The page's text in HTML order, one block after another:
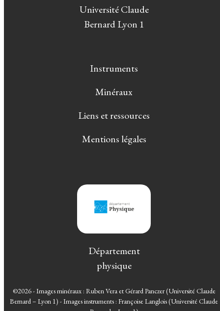
Université Claude
Bernard Lyon 1
Instruments
Minéraux
Liens et ressources
Mentions légales
Département
physique
©2026 - Images minéraux : Ruben Vera et Gérard Panczer (Université Claude
Bernard – Lyon 1) - Images instruments : Françoise Langlois (Université Claude